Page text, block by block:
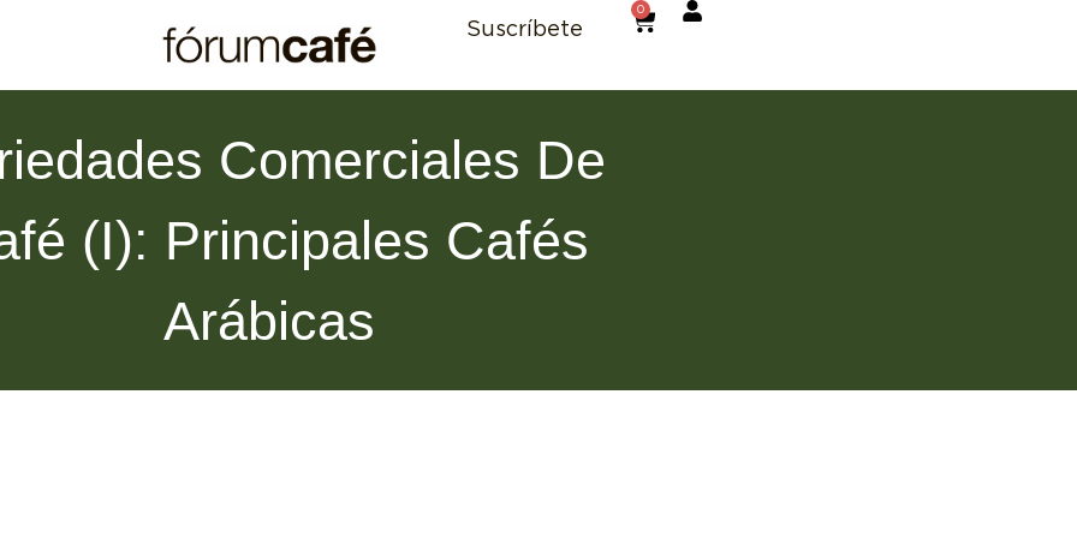
Suscríbete
0
Comerciales De
(I): Principales Cafés
Arábicas